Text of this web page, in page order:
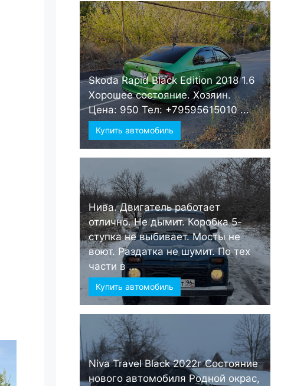
Skoda Rapid Black Edition 2018 1.6
Хорошее состояние. Хозяин.
Цена: 950 Тел: +79595615010 ...
Купить автомобиль
Нива. Двигатель работает
отлично. Не дымит. Коробка 5-
ступка не выбивает. Мосты не
воют. Раздатка не шумит. По тех
части в ...
Купить автомобиль
Niva Travel Black 2022г Состояние
нового автомобиля Родной окрас,